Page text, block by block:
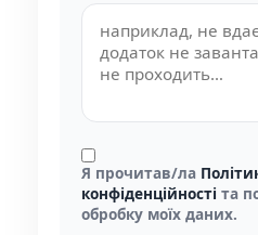
Я прочитав/ла
конфіденційності та
обробку моїх даних.